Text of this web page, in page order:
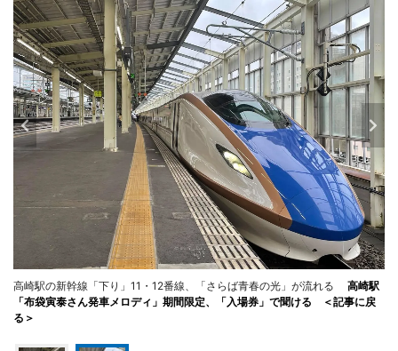
高崎駅の新幹線「下り」11・12番線、「さらば青春の光」が流れる
高崎駅
「布袋寅泰さん発車メロディ」期間限定、「入場券」で聞ける ＜記事に戻
る＞